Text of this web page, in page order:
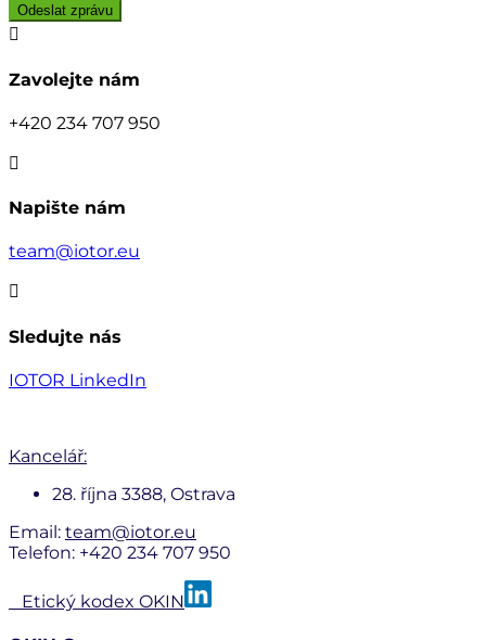
Odeslat zprávu

Zavolejte nám
+420 234 707 950

Napište nám
team@iotor.eu

Sledujte nás
IOTOR LinkedIn
Kancelář:
28. října 3388, Ostrava
Email: team@iotor.eu
Telefon: +420 234 707 950
Etický kodex OKIN